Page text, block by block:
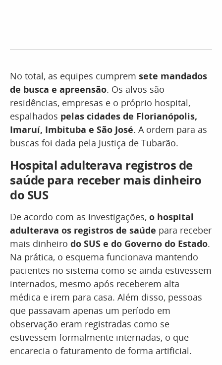
No total, as equipes cumprem sete mandados
de busca e apreensão. Os alvos são
residências, empresas e o próprio hospital,
espalhados pelas cidades de Florianópolis,
Imaruí, Imbituba e São José. A ordem para as
buscas foi dada pela Justiça de Tubarão.
Hospital adulterava registros de
saúde para receber mais dinheiro
do SUS
De acordo com as investigações, o hospital
adulterava os registros de saúde para receber
mais dinheiro do SUS e do Governo do Estado.
Na prática, o esquema funcionava mantendo
pacientes no sistema como se ainda estivessem
internados, mesmo após receberem alta
médica e irem para casa. Além disso, pessoas
que passavam apenas um período em
observação eram registradas como se
estivessem formalmente internadas, o que
encarecia o faturamento de forma artificial.